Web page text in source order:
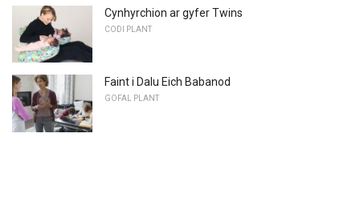
Cynhyrchion ar gyfer Twins
CODI PLANT
Faint i Dalu Eich Babanod
GOFAL PLANT